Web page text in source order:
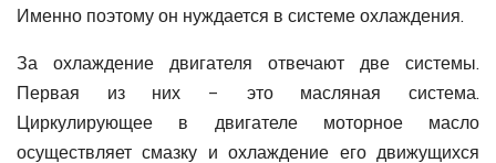
Именно поэтому он нуждается в системе охлаждения.
За охлаждение двигателя отвечают две системы.
Первая из них – это масляная система.
Циркулирующее в двигателе моторное масло
осуществляет смазку и охлаждение его движущихся